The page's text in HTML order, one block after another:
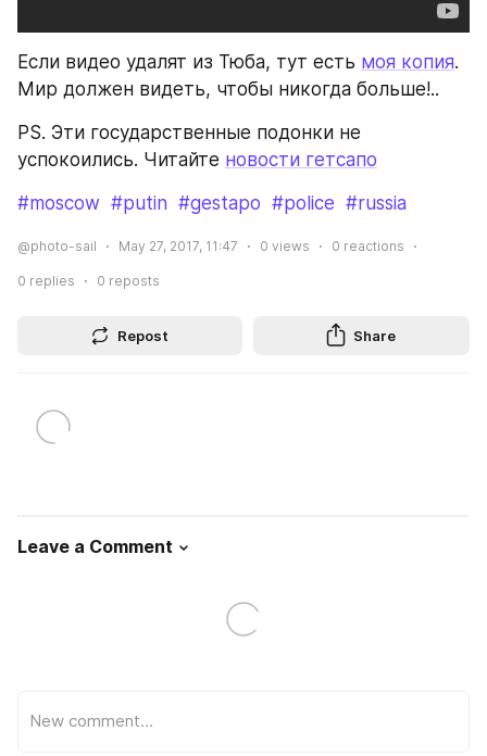
Если видео удалят из Тюба, тут есть моя копия.
Мир должен видеть, чтобы никогда больше!..
PS. Эти государственные подонки не
успокоились. Читайте новости гетсапо
#moscow #putin #gestapo #police #russia
@photo-sail May 27, 2017, 11:47 0 views 0 reactions
0 replies 0 reposts
Repost Share
Leave a Comment